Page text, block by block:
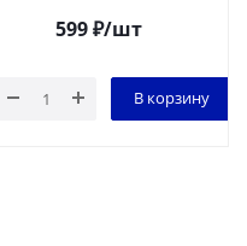
599₽/шт
В корзину